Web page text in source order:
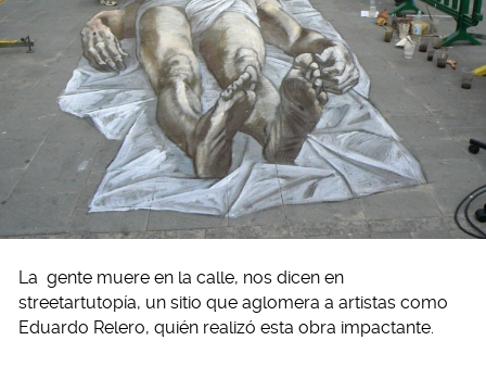
La gente muere en la calle, nos dicen en
streetartutopía, un sitio que aglomera a artistas como
Eduardo Relero, quién realizó esta obra impactante.